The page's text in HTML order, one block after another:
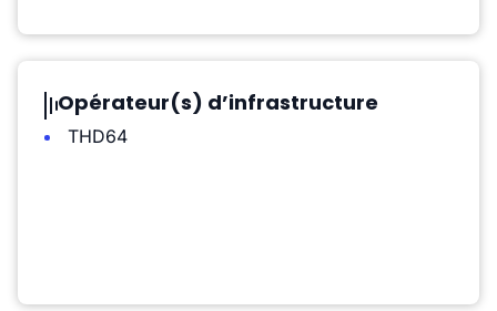
Opérateur(s) d’infrastructure
THD64